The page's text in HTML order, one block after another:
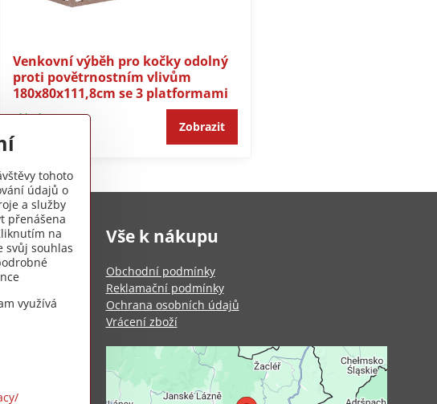
Venkovní výběh pro kočky odolný
proti povětrnostním vlivům
180x80x111,8cm se 3 platformami
Skladem
6999 Kč Zobrazit
Vše k nákupu
Obchodní podmínky
Reklamační podmínky
Ochrana osobních údajů
Vrácení zboží
tohoto
údajů o
a služby
přenášena
na
svůj souhlas
využívá